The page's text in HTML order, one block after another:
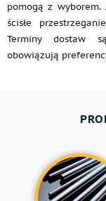
pomogą z wyborem.
ścisłe
Terminy dostaw
obowiązują